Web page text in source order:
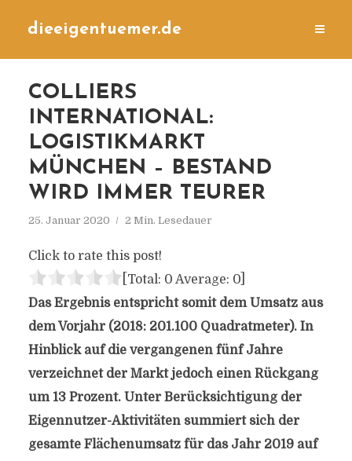
dieeigentuemer.de
COLLIERS
INTERNATIONAL:
LOGISTIKMARKT
MÜNCHEN – BESTAND
WIRD IMMER TEURER
25. Januar 2020 2 Min. Lesedauer
Click to rate this post!
[Total: 0 Average: 0]
Das Ergebnis entspricht somit dem Umsatz aus
dem Vorjahr (2018: 201.100 Quadratmeter). In
Hinblick auf die vergangenen fünf Jahre
verzeichnet der Markt jedoch einen Rückgang
um 13 Prozent. Unter Berücksichtigung der
Eigennutzer-Aktivitäten summiert sich der
gesamte Flächenumsatz für das Jahr 2019 auf